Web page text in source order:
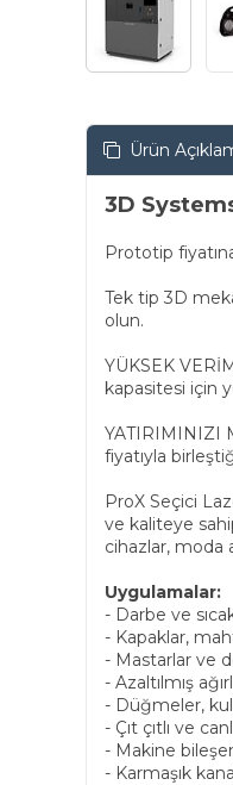
Ürün
3D
Prototip
Tek tip 3D
olun.
YÜKSEK
kapasitesi için
YATIRIMINIZI
fiyatıyla
ProX Seçici
ve kaliteye
cihazlar, moda
Uygulamalar:
- Darbe ve
- Kapaklar,
- Mastarlar ve
- Azaltılmış
- Düğmeler,
- Çıt çıtlı ve
- Makine
- Karmaşık